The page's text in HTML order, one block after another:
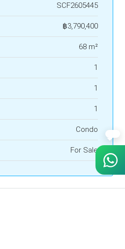
SCF2605445
฿3,790,400
68 m²
1
1
1
Condo
For Sale